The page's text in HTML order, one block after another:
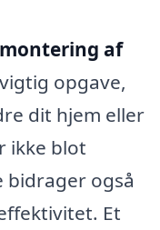
montering af
opgave,
dit hjem eller
ikke blot
bidrager også
Et